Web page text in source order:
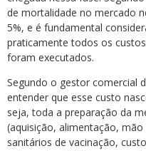
de mortalidade no mercado
5%, e é fundamental
praticamente todos os
foram executados.
Segundo o gestor comercial
entender que esse custo
seja, toda a preparação da
(aquisição, alimentação,
sanitários de vacinação,